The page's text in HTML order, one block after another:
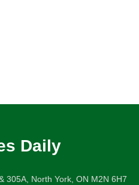
Daily
305A, North York, ON M2N 6H7